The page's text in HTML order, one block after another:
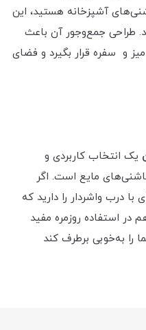
آشپزخانه هستید، این
طراحی جمع‌وجور آن باعث
و سفره قرار بگیرد و فضای
یک انتخاب کاربردی و
مایع است. اگر
درب واشردار را دارید که
استفاده روزمره مفید
را به‌خوبی برطرف کند